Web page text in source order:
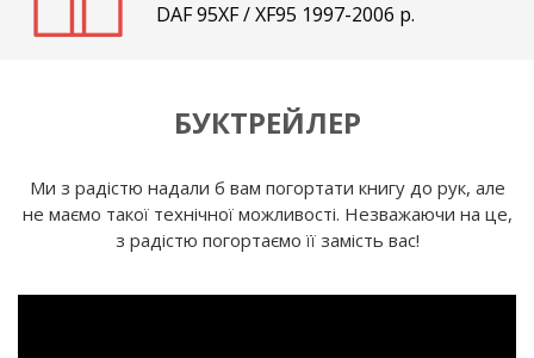
DAF 95XF / XF95 1997-2006 р.
БУКТРЕЙЛЕР
Ми з радістю надали б вам погортати книгу до рук, але
не маємо такої технічної можливості. Незважаючи на це,
з радістю погортаємо її замість вас!